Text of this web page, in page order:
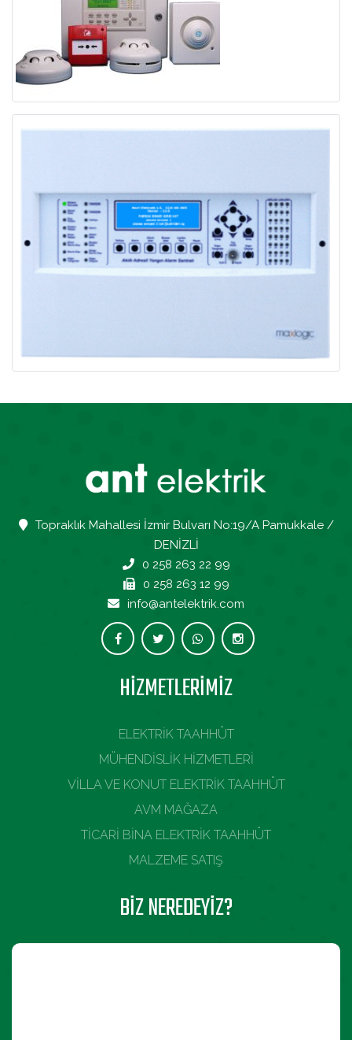
Topraklık Mahallesi İzmir Bulvarı No:19/A Pamukkale /
DENİZLİ
0 258 263 22 99
0 258 263 12 99
info@antelektrik.com
HİZMETLERİMİZ
ELEKTRİK TAAHHÜT
MÜHENDİSLİK HİZMETLERİ
VİLLA VE KONUT ELEKTRİK TAAHHÜT
AVM MAĞAZA
TİCARİ BİNA ELEKTRİK TAAHHÜT
MALZEME SATIŞ
BIZ NEREDEYIZ?